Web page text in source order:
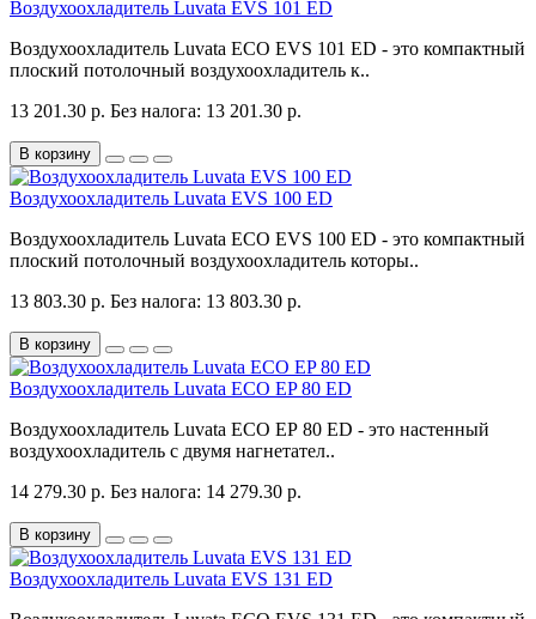
Воздухоохладитель Luvata EVS 101 ED
Воздухоохладитель Luvata ECO EVS 101 ED - это компактный
плоский потолочный воздухоохладитель к..
13 201.30 р. Без налога: 13 201.30 р.
В корзину
Воздухоохладитель Luvata EVS 100 ED
Воздухоохладитель Luvata ECO EVS 100 ED - это компактный
плоский потолочный воздухоохладитель которы..
13 803.30 р. Без налога: 13 803.30 р.
В корзину
Воздухоохладитель Luvata ECO EP 80 ED
Воздухоохладитель Luvata ECO EP 80 ED - это настенный
воздухоохладитель с двумя нагнетател..
14 279.30 р. Без налога: 14 279.30 р.
В корзину
Воздухоохладитель Luvata EVS 131 ED